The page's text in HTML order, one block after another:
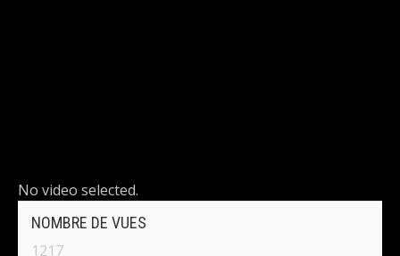
No video selected.
NOMBRE DE VUES
1217